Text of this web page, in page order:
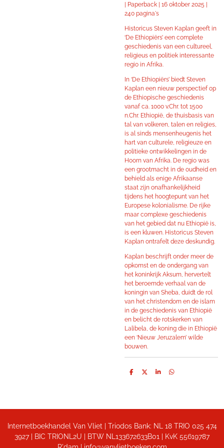
| Paperback | 16 oktober 2025 |
240 pagina's
Historicus Steven Kaplan geeft in
‘De Ethiopiërs’ een complete
geschiedenis van een cultureel,
religieus en politiek interessante
regio in Afrika.
In ‘De Ethiopiërs’ biedt Steven
Kaplan een nieuw perspectief op
de Ethiopische geschiedenis
vanaf ca. 1000 v.Chr. tot 1500
n.Chr. Ethiopië, de thuisbasis van
tal van volkeren, talen en religies,
is al sinds mensenheugenis het
hart van culturele, religieuze en
politieke ontwikkelingen in de
Hoorn van Afrika. De regio was
een grootmacht in de oudheid en
behield als enige Afrikaanse
staat zijn onafhankelijkheid
tijdens het hoogtepunt van het
Europese kolonialisme. De rijke
maar complexe geschiedenis
van het gebied dat nu Ethiopië is,
is een kluwen. Historicus Steven
Kaplan ontrafelt deze deskundig.
Kaplan beschrijft onder meer de
opkomst en de ondergang van
het koninkrijk Aksum, hervertelt
het beroemde verhaal van de
koningin van Sheba, duidt de rol
van het christendom en de islam
in de geschiedenis van Ethiopië
en belicht de rotskerken van
Lalibela, de koning die in Ethiopië
een ‘Nieuw Jeruzalem’ wilde
bouwen.
D
D
S
D
Internetboekhandel Van Vliet | Triodos Bank: NL 18 TRIO 025 474
3927 | BIC TRIONL2U | BTW NL133672633B01 | KvK 55619787